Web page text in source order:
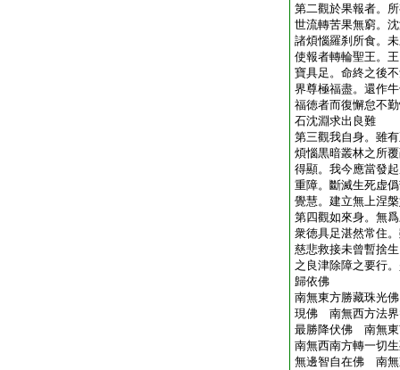
第二觀於果報者。
世流轉苦果無窮。
諸煩惱羅刹所食。
使報者轉輪聖王。
寶具足。命終之後
界尊極福盡。還作
福徳者而復懈怠不
石沈淵求出良難
第三觀我自身。雖
煩惱黒暗叢林之所
得顯。我今應當發
重障。斷滅生死虚
覺慧。建立無上涅
第四觀如來身。無
衆徳具足湛然常住
慈悲救接未曾暫捨
之良津除障之要行
歸依佛
南無東方勝藏珠光
現佛 南無西方法
最勝降伏佛 南無東
南無西南方轉一切
無邊智自在佛 南無